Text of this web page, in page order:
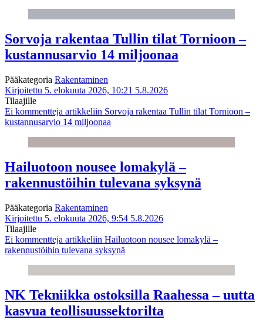
Sorvoja rakentaa Tullin tilat Tornioon –
kustannusarvio 14 miljoonaa
Pääkategoria Rakentaminen
Kirjoitettu 5. elokuuta 2026, 10:21 5.8.2026
Tilaajille
Ei kommentteja artikkeliin Sorvoja rakentaa Tullin tilat Tornioon –
kustannusarvio 14 miljoonaa
Hailuotoon nousee lomakylä –
rakennustöihin tulevana syksynä
Pääkategoria Rakentaminen
Kirjoitettu 5. elokuuta 2026, 9:54 5.8.2026
Tilaajille
Ei kommentteja artikkeliin Hailuotoon nousee lomakylä –
rakennustöihin tulevana syksynä
NK Tekniikka ostoksilla Raahessa – uutta
kasvua teollisuussektorilta